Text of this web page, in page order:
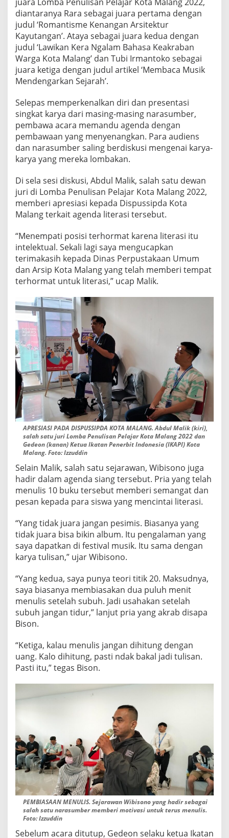
C
diantaranya Rara sebagai juara pertama dengan
judul ‘Romantisme Kenangan Arsitektur
Kayutangan’. Ataya sebagai juara kedua dengan
judul ‘Lawikan Kera Ngalam Bahasa Keakraban
Warga Kota Malang’ dan Tubi Irmantoko sebagai
juara ketiga dengan judul artikel ‘Membaca Musik
Mendengarkan Sejarah’.
Selepas memperkenalkan diri dan presentasi
singkat karya dari masing-masing narasumber,
pembawa acara memandu agenda dengan
pembawaan yang menyenangkan. Para audiens
dan narasumber saling berdiskusi mengenai karya-
karya yang mereka lombakan.
Di sela sesi diskusi, Abdul Malik, salah satu dewan
juri di Lomba Penulisan Pelajar Kota Malang 2022,
memberi apresiasi kepada Dispussipda Kota
Malang terkait agenda literasi tersebut.
“Menempati posisi terhormat karena literasi itu
intelektual. Sekali lagi saya mengucapkan
terimakasih kepada Dinas Perpustakaan Umum
dan Arsip Kota Malang yang telah memberi tempat
terhormat untuk literasi,” ucap Malik.
APRESIASI PADA DISPUSSIPDA KOTA MALANG. Abdul Malik (kiri),
salah satu juri Lomba Penulisan Pelajar Kota Malang 2022 dan
Gedeon (kanan) Ketua Ikatan Penerbit Indonesia (IKAPI) Kota
Malang. Foto: Izzuddin
Selain Malik, salah satu sejarawan, Wibisono juga
hadir dalam agenda siang tersebut. Pria yang telah
menulis 10 buku tersebut memberi semangat dan
pesan kepada para siswa yang mencintai literasi.
“Yang tidak juara jangan pesimis. Biasanya yang
tidak juara bisa bikin album. Itu pengalaman yang
saya dapatkan di festival musik. Itu sama dengan
karya tulisan,” ujar Wibisono.
“Yang kedua, saya punya teori titik 20. Maksudnya,
saya biasanya membiasakan dua puluh menit
menulis setelah subuh. Jadi usahakan setelah
subuh jangan tidur,” lanjut pria yang akrab disapa
Bison.
“Ketiga, kalau menulis jangan dihitung dengan
uang. Kalo dihitung, pasti ndak bakal jadi tulisan.
Pasti itu,” tegas Bison.
PEMBIASAAN MENULIS. Sejarawan Wibisono yang hadir sebagai
salah satu narasumber memberi motivasi untuk terus menulis.
Foto: Izzuddin
Sebelum acara ditutup, Gedeon selaku ketua Ikatan